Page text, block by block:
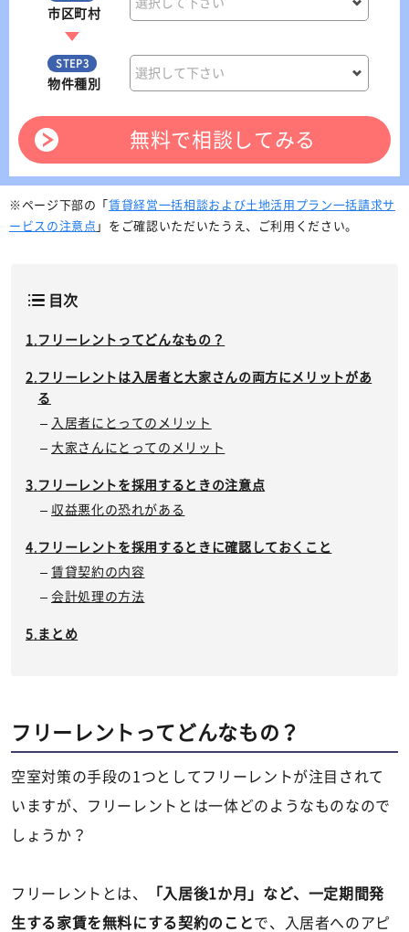
市区町村
STEP3
物件種別
無料で相談してみる
※ページ下部の「賃貸経営一括相談および土地活用プラン一括請求サ
ービスの注意点 」をご確認いただいたうえ、ご利用ください。
目次
フリーレントってどんなもの？
フリーレントは入居者と大家さんの両方にメリットがあ
る
入居者にとってのメリット
大家さんにとってのメリット
フリーレントを採用するときの注意点
収益悪化の恐れがある
フリーレントを採用するときに確認しておくこと
賃貸契約の内容
会計処理の方法
まとめ
フリーレントってどんなもの？
空室対策の手段の1つとしてフリーレントが注目されて
いますが、フリーレントとは一体どのようなものなので
しょうか？
フリーレントとは、
「入居後1か月」など、一定期間発
生する家賃を無料にする契約のことで、入居者へのアピ